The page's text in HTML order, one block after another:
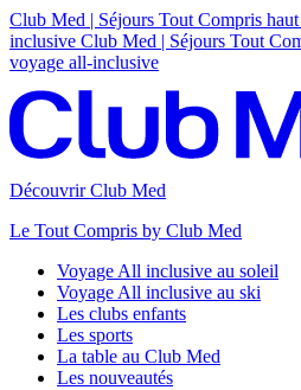
Club Med | Séjours Tout Compris
inclusive Club Med | Séjours Tout
voyage all-inclusive
Découvrir Club Med
Le Tout Compris by Club Med
Voyage All inclusive au soleil
Voyage All inclusive au ski
Les clubs enfants
Les sports
La table au Club Med
Les nouveautés